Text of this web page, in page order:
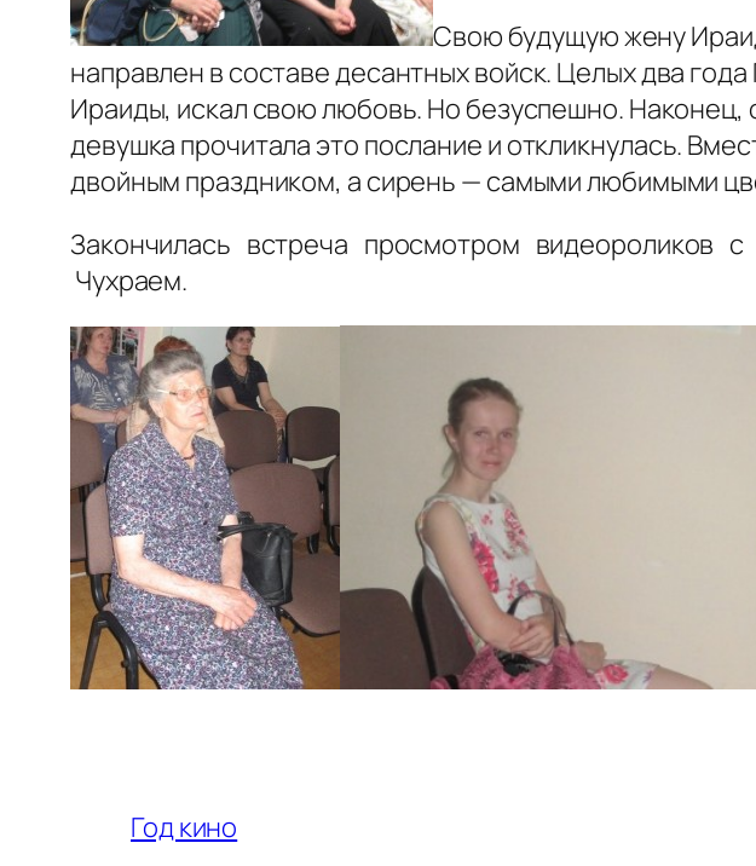
Свою будущую жену
направлен в составе десантных войск. Целых два
Ираиды, искал свою любовь. Но безуспешно. Наконец,
девушка прочитала это послание и откликнулась.
двойным праздником, а сирень — самыми любимыми
Закончилась встреча просмотром видеороликов
Чухраем.
Год кино